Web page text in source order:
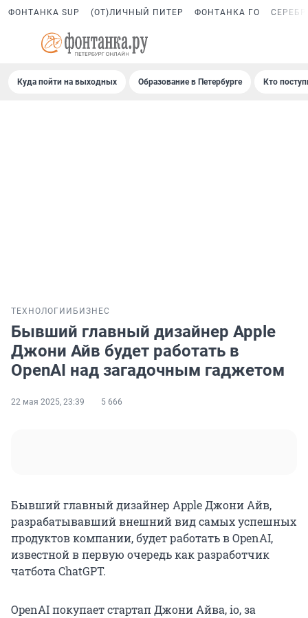
ФОНТАНКА SUP (ОТ)ЛИЧНЫЙ ПИТЕР ФОНТАНКА ГО
Куда пойти на выходных Образование в Петербурге Кто
ТЕХНОЛОГИИ БИЗНЕС
Бывший главный дизайнер Apple
Джони Айв будет работать в
OpenAI над загадочным гаджетом
22 мая 2025, 23:39 5 666
Бывший главный дизайнер Apple Джони Айв,
разрабатывавший внешний вид самых успешных
продуктов компании, будет работать в OpenAI,
известной в первую очередь как разработчик
чатбота ChatGPT.
OpenAI покупает стартап Джони Айва, io, за